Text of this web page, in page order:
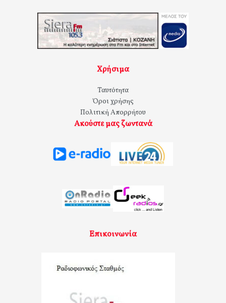
Χρήσιμα
Ταυτότητα
Όροι χρήσης
Πολιτική Απορρήτου
Ακούστε μας ζωντανά
Επικοινωνία